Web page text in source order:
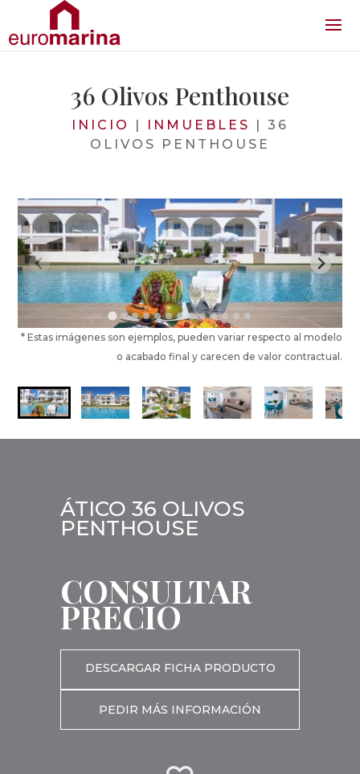
36 Olivos Penthouse
INICIO | INMUEBLES | 36
OLIVOS PENTHOUSE
* Estas imágenes son ejemplos, pueden variar respecto al modelo
o acabado final y carecen de valor contractual.
ÁTICO 36 OLIVOS
PENTHOUSE
CONSULTAR
PRECIO
DESCARGAR FICHA PRODUCTO
PEDIR MÁS INFORMACIÓN